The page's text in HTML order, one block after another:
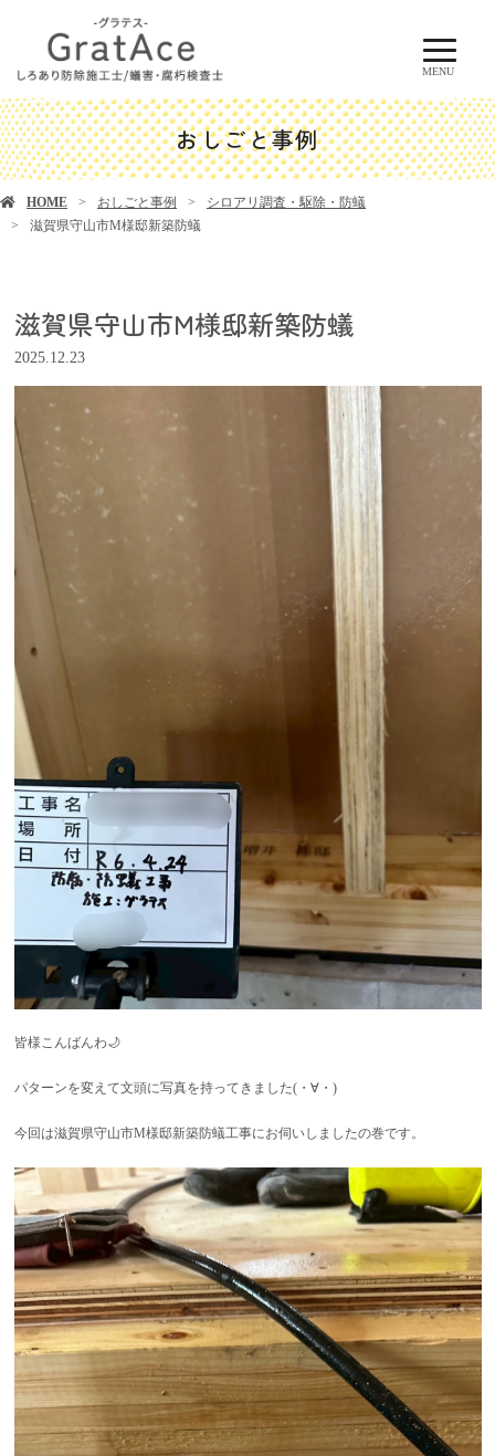
MENU
おしごと事例
HOME おしごと事例
シロアリ調査・駆除・防蟻
滋賀県守山市M様邸新築防蟻
滋賀県守山市M様邸新築防蟻
2025.12.23
皆様こんばんわ🌙
パターンを変えて文頭に写真を持ってきました(・∀・)
今回は滋賀県守山市M様邸新築防蟻工事にお伺いしましたの巻です。